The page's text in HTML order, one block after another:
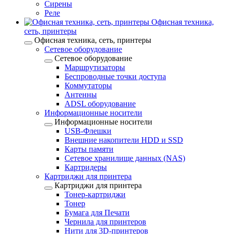
Сирены
Реле
Офисная техника,
cеть, принтеры
Офисная техника, cеть, принтеры
Сетевое оборудование
Сетевое оборудование
Маршрутизаторы
Беспроводные точки доступа
Коммутаторы
Антенны
ADSL оборудование
Информационные носители
Информационные носители
USB-Флешки
Внешние накопители HDD и SSD
Карты памяти
Сетевое хранилище данных (NAS)
Картридеры
Картриджи для принтера
Картриджи для принтера
Тонер-картриджи
Тонер
Бумага для Печати
Чернила для принтеров
Нити для 3D-принтеров